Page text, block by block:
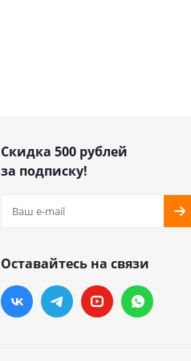
Скидка 500 рублей
за подписку!
Оставайтесь на связи